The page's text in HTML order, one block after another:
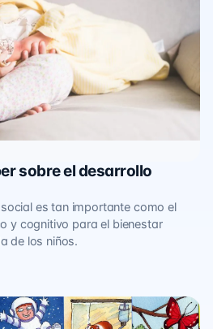
sobre el desarrollo
es tan importante como el
y cognitivo para el bienestar
de los niños.